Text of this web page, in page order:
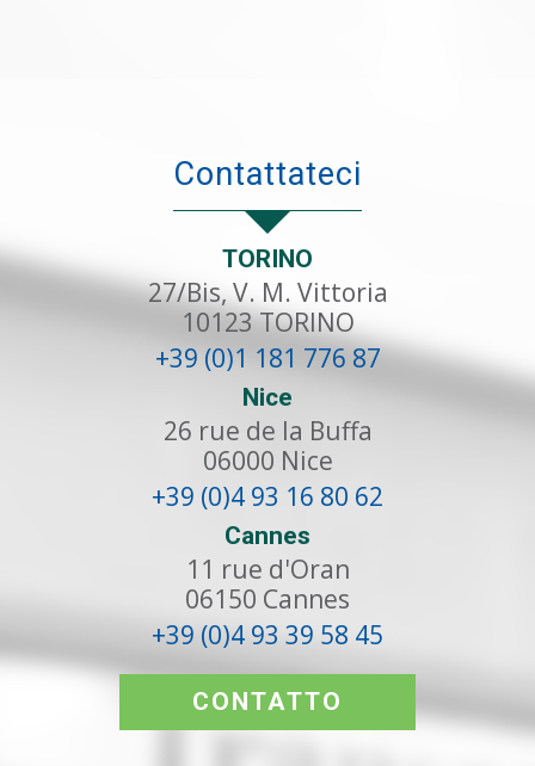
contattateci
TORINO
27/Bis, V. M. Vittoria
10123TORINO
+39 (0)1 181 776 87
Nice
26 rue de la Buffa
06000 Nice
+39 (0)4 93 16 80 62
Cannes
11 rue d'Oran
06150 Cannes
+39 (0)4 93 39 58 45
CONTATTO